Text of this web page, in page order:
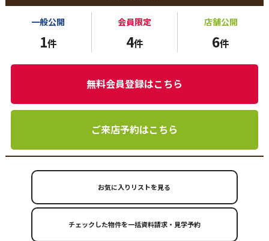
一般公開
1件
会員限定
4件
店舗公開
6件
無料会員登録はこちら
ご来店予約はこちら
お気に入りリストを見る